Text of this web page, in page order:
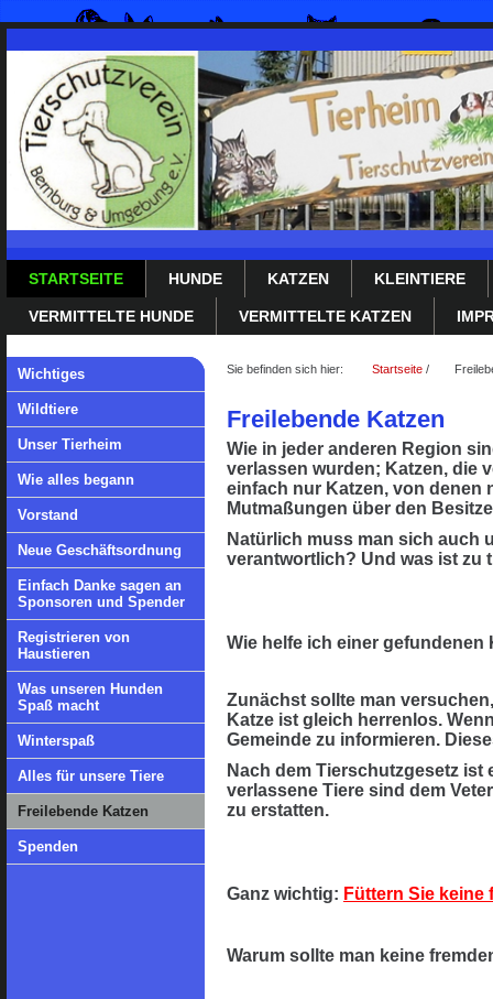
STARTSEITE HUNDE KATZEN KLEINTIERE
VERMITTELTE HUNDE VERMITTELTE KATZEN
Wichtiges
Wildtiere
Unser Tierheim
Wie alles begann
Vorstand
Neue Geschäftsordnung
Einfach Danke sagen an
Sponsoren und Spender
Registrieren von
Haustieren
Was unseren Hunden
Spaß macht
Winterspaß
Alles für unsere Tiere
Freilebende Katzen
Spenden
Sie befinden sich hier: Startseite /
Freilebende Katzen
Wie in jeder anderen Region
verlassen wurden; Katzen, die
einfach nur Katzen, von denen
Mutmaßungen über den
Natürlich muss man sich auch
verantwortlich? Und was ist zu
Wie helfe ich einer gefundenen
Zunächst sollte man
Katze ist gleich herrenlos.
Gemeinde zu informieren.
Nach dem Tierschutzgesetz
verlassene Tiere sind dem
zu erstatten.
Ganz wichtig: Füttern Sie keine
Warum sollte man keine